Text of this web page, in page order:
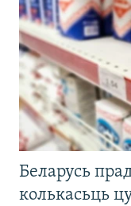
Беларусь
колькасьць